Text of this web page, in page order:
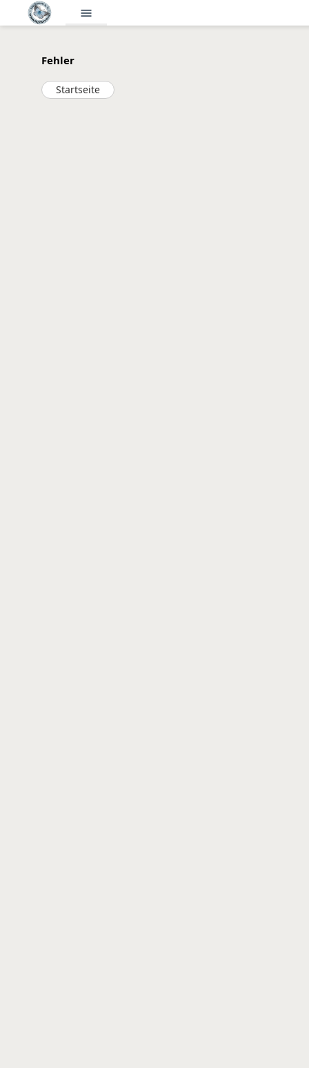
menu
Fehler
Startseite